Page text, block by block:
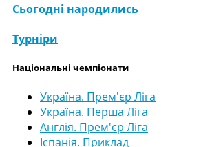
Сьогодні народились
Турніри
Національні чемпіонати
Україна. Прем'єр Ліга
Україна. Перша Ліга
Англія. Прем'єр Ліга
Іспанія. Приклад